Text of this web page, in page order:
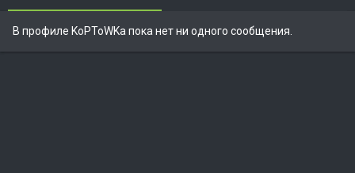
В профиле KoPToWKa пока нет ни одного сообщения.